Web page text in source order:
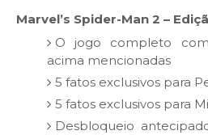
Marvel’s Spider-Man 2 –
O jogo completo
acima mencionadas
5 fatos exclusivos para
5 fatos exclusivos para
Desbloqueio